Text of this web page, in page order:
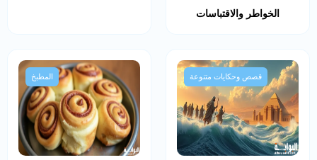
الخواطر والاقتباسات
قصص وحكايات متنوعة المطبخ